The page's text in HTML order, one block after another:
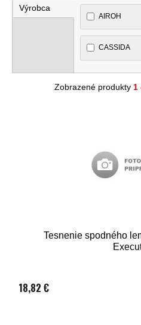
Výrobca
AIROH
CASSIDA
Zobrazené produkty 1
Tesnenie spodného
18,82 €